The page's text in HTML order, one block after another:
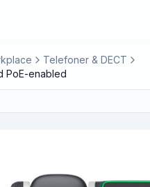
Telefoner & DECT
PoE-enabled